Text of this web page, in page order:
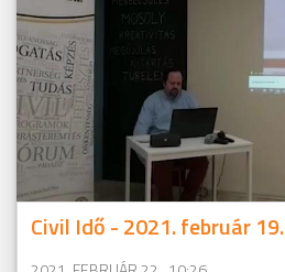
Civil Idő - 2021. február 19.